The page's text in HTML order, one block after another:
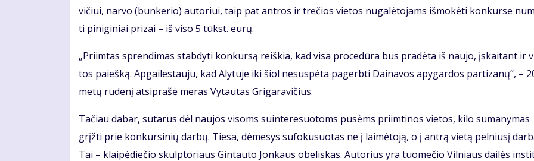
vi­čiui, nar­vo (bun­ke­rio) au­to­riui, taip pat ant­ros ir tre­čios vie­tos nu­ga­lė­to­jams iš­mo­kė­ti kon­kur­se
ti pi­ni­gi­niai pri­zai – iš vi­so 5 tūkst. eu­rų.
„Pri­im­tas spren­di­mas stab­dy­ti kon­kur­są reiš­kia, kad vi­sa pro­ce­dū­ra bus pra­dė­ta iš nau­jo, įskai­tant ir
tos pa­ieš­ką. Ap­gai­les­tau­ju, kad Aly­tu­je iki šiol ne­su­spė­ta pa­gerb­ti Dai­na­vos apy­gar­dos par­ti­za­nų“, –
me­tų ru­de­nį at­si­pra­šė me­ras Vy­tau­tas Gri­ga­ra­vi­čius.
Ta­čiau da­bar, su­ta­rus dėl nau­jos vi­soms su­in­te­re­suo­toms pu­sėms pri­im­ti­nos vie­tos, ki­lo su­ma­ny­mas
grįž­ti prie kon­kur­si­nių dar­bų. Tie­sa, dė­me­sys su­fo­ku­suo­tas ne į lai­mė­to­ją, o į an­trą vie­tą pel­niu­sį
Tai – klai­pė­die­čio skulp­to­riaus Gin­tau­to Jon­kaus obe­lis­kas. Au­to­rius yra tuo­me­čio Vil­niaus dai­lės